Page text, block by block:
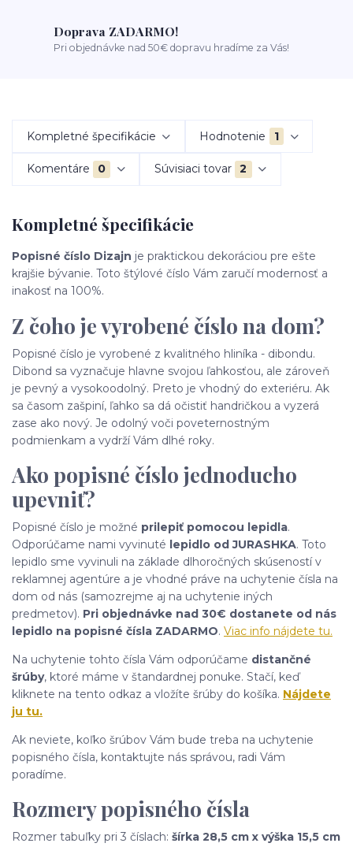
Doprava ZADARMO!
Pri objednávke nad 50€ dopravu hradíme za Vás!
Kompletné špecifikácie Hodnotenie 1
Komentáre 0 Súvisiaci tovar 2
Kompletné špecifikácie
Popisné číslo Dizajn je praktickou dekoráciou pre ešte
krajšie bývanie. Toto štýlové číslo Vám zaručí modernosť a
inakosť na 100%.
Z čoho je vyrobené číslo na dom?
Popisné číslo je vyrobené z kvalitného hliníka - dibondu.
Dibond sa vyznačuje hlavne svojou ľahkosťou, ale zároveň
je pevný a vysokoodolný. Preto je vhodný do exteriéru. Ak
sa časom zašpiní, ľahko sa dá očistiť handričkou a vyzerá
zase ako nový. Je odolný voči poveternostným
podmienkam a vydrží Vám dlhé roky.
Ako popisné číslo jednoducho
upevniť?
Popisné číslo je možné prilepiť pomocou lepidla.
Odporúčame nami vyvinuté lepidlo od JURASHKA. Toto
lepidlo sme vyvinuli na základe dlhoročných skúseností v
reklamnej agentúre a je vhodné práve na uchytenie čísla na
dom od nás (samozrejme aj na uchytenie iných
predmetov). Pri objednávke nad 30€ dostanete od nás
lepidlo na popisné čísla ZADARMO. Viac info nájdete tu.
Na uchytenie tohto čísla Vám odporúčame distančné
šrúby, ktoré máme v štandardnej ponuke. Stačí, keď
kliknete na tento odkaz a vložíte šrúby do košíka. Nájdete
ju tu.
Ak neviete, koľko šrúbov Vám bude treba na uchytenie
popisného čísla, kontaktujte nás správou, radi Vám
poradíme.
Rozmery popisného čísla
Rozmer tabuľky pri 3 číslach: šírka 28,5 cm x výška 15,5 cm